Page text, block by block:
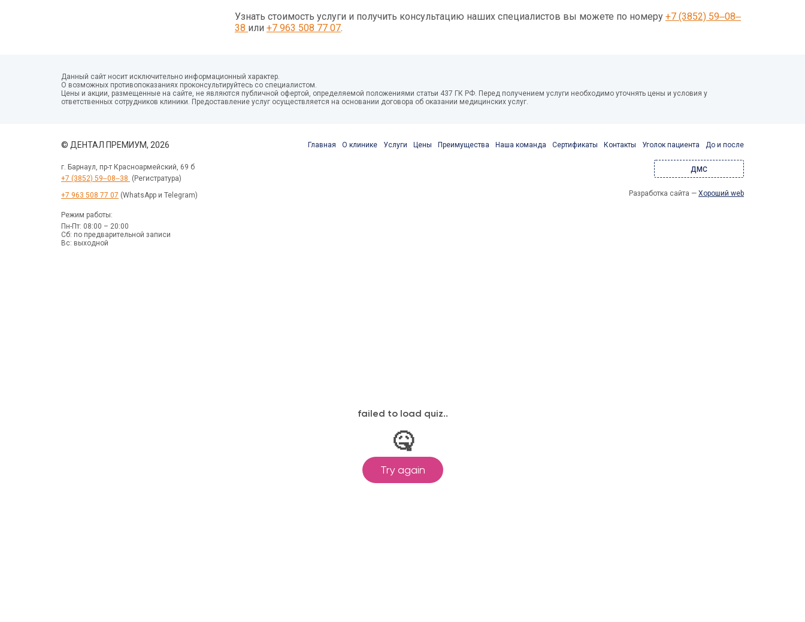
Узнать стоимость услуги и получить консультацию наших специалистов вы можете по номеру +7 (3852) 59‒08‒
38 или +7 963 508 77 07.
Данный сайт носит исключительно информационный характер.
О возможных противопоказаниях проконсультируйтесь со специалистом.
Цены и акции, размещенные на сайте, не являются публичной офертой, определяемой положениями статьи 437 ГК РФ. Перед получением услуги необходимо уточнять цены и условия у
ответственных сотрудников клиники. Предоставление услуг осуществляется на основании договора об оказании медицинских услуг.
© ДЕНТАЛ ПРЕМИУМ, 2026 Главная О клинике Услуги Цены Преимущества Наша команда Сертификаты Контакты Уголок пациента До и после
г. Барнаул, пр-т Красноармейский, 69 б
+7 (3852) 59‒08‒38 (Регистратура)
+7 963 508 77 07 (WhatsApp и Telegram)
Режим работы:
Пн-Пт: 08:00 – 20:00
Сб: по предварительной записи
Вс: выходной
ДМС
Разработка сайта — Хороший web